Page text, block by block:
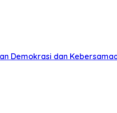
Demokrasi dan